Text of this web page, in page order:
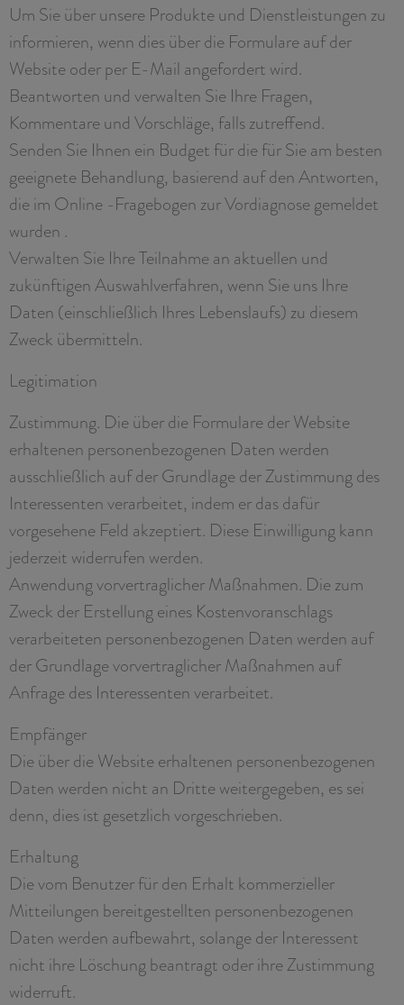
Um Sie über unsere Produkte und Dienstleistungen zu
informieren, wenn dies über die Formulare auf der
Website oder per E-Mail angefordert wird.
Beantworten und verwalten Sie Ihre Fragen,
Kommentare und Vorschläge, falls zutreffend.
Senden Sie Ihnen ein Budget für die für Sie am besten
geeignete Behandlung, basierend auf den Antworten,
die im Online -Fragebogen zur Vordiagnose gemeldet
wurden .
Verwalten Sie Ihre Teilnahme an aktuellen und
zukünftigen Auswahlverfahren, wenn Sie uns Ihre
Daten (einschließlich Ihres Lebenslaufs) zu diesem
Zweck übermitteln.
Legitimation
Zustimmung. Die über die Formulare der Website
erhaltenen personenbezogenen Daten werden
ausschließlich auf der Grundlage der Zustimmung des
Interessenten verarbeitet, indem er das dafür
vorgesehene Feld akzeptiert. Diese Einwilligung kann
jederzeit widerrufen werden.
Anwendung vorvertraglicher Maßnahmen. Die zum
Zweck der Erstellung eines Kostenvoranschlags
verarbeiteten personenbezogenen Daten werden auf
der Grundlage vorvertraglicher Maßnahmen auf
Anfrage des Interessenten verarbeitet.
Empfänger
Die über die Website erhaltenen personenbezogenen
Daten werden nicht an Dritte weitergegeben, es sei
denn, dies ist gesetzlich vorgeschrieben.
Erhaltung
Die vom Benutzer für den Erhalt kommerzieller
Mitteilungen bereitgestellten personenbezogenen
Daten werden aufbewahrt, solange der Interessent
nicht ihre Löschung beantragt oder ihre Zustimmung
widerruft.